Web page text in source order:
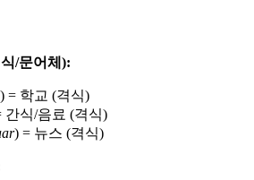
/문어체):
) = 학교 (격식)
간식/음료 (격식)
) = 뉴스 (격식)